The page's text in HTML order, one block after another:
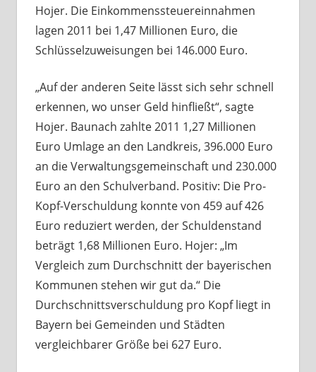
Hojer. Die Einkommenssteuereinnahmen
lagen 2011 bei 1,47 Millionen Euro, die
Schlüsselzuweisungen bei 146.000 Euro.
„Auf der anderen Seite lässt sich sehr schnell
erkennen, wo unser Geld hinfließt“, sagte
Hojer. Baunach zahlte 2011 1,27 Millionen
Euro Umlage an den Landkreis, 396.000 Euro
an die Verwaltungsgemeinschaft und 230.000
Euro an den Schulverband. Positiv: Die Pro-
Kopf-Verschuldung konnte von 459 auf 426
Euro reduziert werden, der Schuldenstand
beträgt 1,68 Millionen Euro. Hojer: „Im
Vergleich zum Durchschnitt der bayerischen
Kommunen stehen wir gut da.“ Die
Durchschnittsverschuldung pro Kopf liegt in
Bayern bei Gemeinden und Städten
vergleichbarer Größe bei 627 Euro.